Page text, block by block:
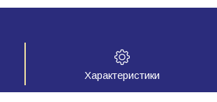
Характеристики